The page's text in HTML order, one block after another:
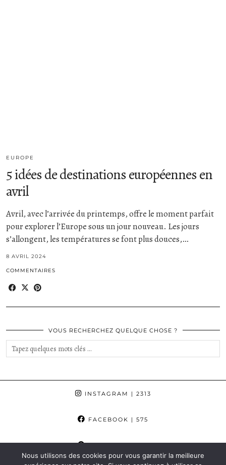
EUROPE
5 idées de destinations européennes en
avril
Avril, avec l’arrivée du printemps, offre le moment parfait
pour explorer l’Europe sous un jour nouveau. Les jours
s’allongent, les températures se font plus douces,…
8 AVRIL 2024
COMMENTAIRES
VOUS RECHERCHEZ QUELQUE CHOSE ?
INSTAGRAM | 2313
FACEBOOK | 575
Nous utilisons des cookies pour vous garantir la meilleure